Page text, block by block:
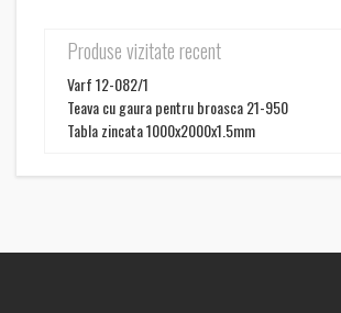
Produse vizitate recent
Varf 12-082/1
Teava cu gaura pentru broasca 21-950
Tabla zincata 1000x2000x1.5mm